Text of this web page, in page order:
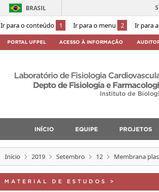
Ir para o conteúdo 1 Ir para o menu 2 Ir para
BRASIL
PORTAL UFPEL ACESSO À INFORMAÇÃO
Laboratório de Fisiologia
Depto de Fisiologia e
Instituto de
INÍCIO EQUIPE PROJETOS
Início 2019 Setembro 12 Membrana
MATERIAL DE ESTUDOS >